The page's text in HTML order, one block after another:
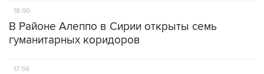
18:00
В Районе Алеппо в Сирии открыты семь
гуманитарных коридоров
17:56